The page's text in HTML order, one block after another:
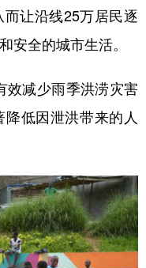
而让沿线25万居民逐
安全的城市生活。
减少雨季洪涝灾害
低因泄洪带来的人